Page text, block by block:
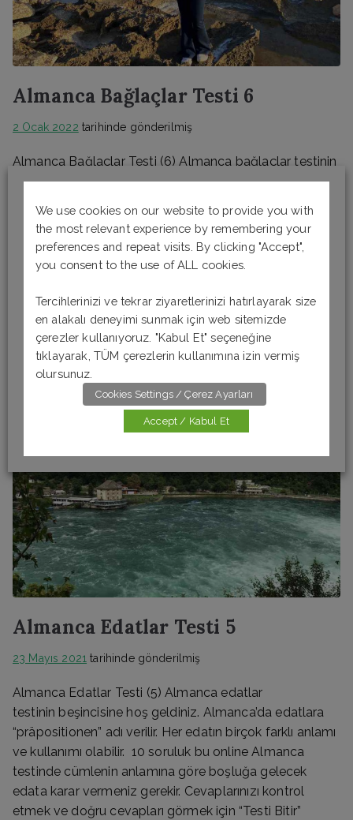
Almanca Bağlaçlar Testi 6
2 Ocak 2022 tarihinde gönderilmiş
Almanca Bağlaçlar Testi (6) Almanca bağlaçlar testinin
altıncısına hoş geldiniz. 10 soruluk online Almanca
gereken doğru Almanca bağlacı tahmin etmeniz ve
doğru olduğunu düşündüğünüz cevabı işaretlemeniz
gerekir. Cevaplarınızı kontrol etmek ve doğru cevapları
Şimdiden başarılar Not: Sorularda verilen boşluk sayısı
temsilidir, doğru cevabın […]
Daha fazlasını oku
Almanca Edatlar Testi 5
23 Mayıs 2021 tarihinde gönderilmiş
Almanca Edatlar Testi (5) Almanca edatlar
testinin beşincisine hoş geldiniz. Almanca’da edatlara
“präpositionen” adı verilir. Her edatın birçok farklı anlamı
ve kullanımı olabilir. 10 soruluk bu online Almanca
testinde cümlenin anlamına göre boşluğa gelecek
edata karar vermeniz gerekir. Cevaplarınızı kontrol
etmek ve doğru cevapları görmek için “Testi Bitir”
We use cookies on our website to provide you with
the most relevant experience by remembering your
preferences and repeat visits. By clicking "Accept",
you consent to the use of ALL cookies.
Tercihlerinizi ve tekrar ziyaretlerinizi hatırlayarak size
en alakalı deneyimi sunmak için web sitemizde
çerezler kullanıyoruz. "Kabul Et" seçeneğine
tıklayarak, TÜM çerezlerin kullanımına izin vermiş
olursunuz.
Cookies Settings / Çerez Ayarları
Accept / Kabul Et